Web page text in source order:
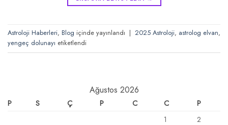
Astroloji Haberleri, Blog içinde yayınlandı | 2025 Astroloji, astrolog elvan,
yengeç dolunayı etiketlendi
Ağustos 2026
P S Ç P C C
P
1
2